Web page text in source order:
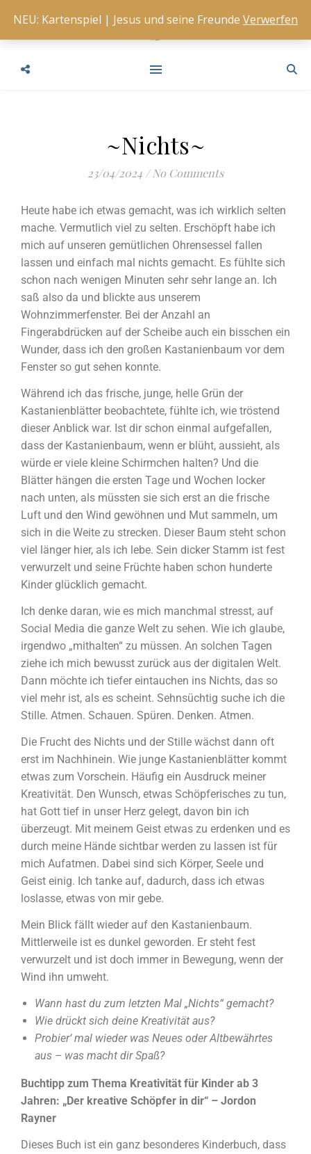
~Nichts~
23/04/2024 / No Comments
Heute habe ich etwas gemacht, was ich wirklich selten
mache. Vermutlich viel zu selten. Erschöpft habe ich
mich auf unseren gemütlichen Ohrensessel fallen
lassen und einfach mal nichts gemacht. Es fühlte sich
schon nach wenigen Minuten sehr sehr lange an. Ich
saß also da und blickte aus unserem
Wohnzimmerfenster. Bei der Anzahl an
Fingerabdrücken auf der Scheibe auch ein bisschen ein
Wunder, dass ich den großen Kastanienbaum vor dem
Fenster so gut sehen konnte.
Während ich das frische, junge, helle Grün der
Kastanienblätter beobachtete, fühlte ich, wie tröstend
dieser Anblick war. Ist dir schon einmal aufgefallen,
dass der Kastanienbaum, wenn er blüht, aussieht, als
würde er viele kleine Schirmchen halten? Und die
Blätter hängen die ersten Tage und Wochen locker
nach unten, als müssten sie sich erst an die frische
Luft und den Wind gewöhnen und Mut sammeln, um
sich in die Weite zu strecken. Dieser Baum steht schon
viel länger hier, als ich lebe. Sein dicker Stamm ist fest
verwurzelt und seine Früchte haben schon hunderte
Kinder glücklich gemacht.
Ich denke daran, wie es mich manchmal stresst, auf
Social Media die ganze Welt zu sehen. Wie ich glaube,
irgendwo „mithalten“ zu müssen. An solchen Tagen
ziehe ich mich bewusst zurück aus der digitalen Welt.
Dann möchte ich tiefer eintauchen ins Nichts, das so
viel mehr ist, als es scheint. Sehnsüchtig suche ich die
Stille. Atmen. Schauen. Spüren. Denken. Atmen.
Die Frucht des Nichts und der Stille wächst dann oft
erst im Nachhinein. Wie junge Kastanienblätter kommt
etwas zum Vorschein. Häufig ein Ausdruck meiner
Kreativität. Den Wunsch, etwas Schöpferisches zu tun,
hat Gott tief in unser Herz gelegt, davon bin ich
überzeugt. Mit meinem Geist etwas zu erdenken und es
durch meine Hände sichtbar werden zu lassen ist für
mich Aufatmen. Dabei sind sich Körper, Seele und
Geist einig. Ich tanke auf, dadurch, dass ich etwas
loslasse, etwas von mir gebe.
Mein Blick fällt wieder auf den Kastanienbaum.
Mittlerweile ist es dunkel geworden. Er steht fest
verwurzelt und ist doch immer in Bewegung, wenn der
Wind ihn umweht.
Wann hast du zum letzten Mal „Nichts“ gemacht?
Wie drückt sich deine Kreativität aus?
Probier‘ mal wieder was Neues oder Altbewährtes
aus – was macht dir Spaß?
Buchtipp zum Thema Kreativität für Kinder ab 3
Jahren: „Der kreative Schöpfer in dir“ – Jordon
Rayner
Dieses Buch ist ein ganz besonderes Kinderbuch, dass
NEU: Kartenspiel | Jesus und seine Freunde Verwerfen